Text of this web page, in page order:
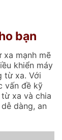
bạn
xa mạnh mẽ
khiển máy
từ xa. Với
vấn đề kỹ
xa và chia
dàng, an